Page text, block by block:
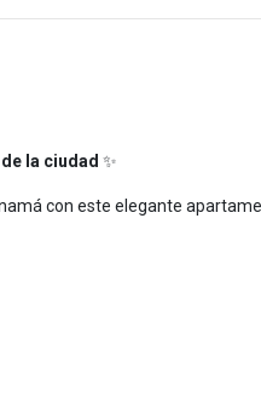
la ciudad ✨
con este elegante